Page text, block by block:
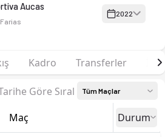
Aucas
2022
Kadro Transferler
Göre Sırala Tüm Maçlar
Maç Durum